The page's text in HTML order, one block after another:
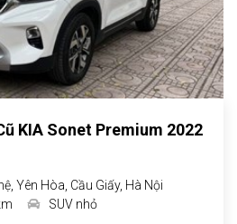
KIA Sonet Premium 2022
Yên Hòa, Cầu Giấy, Hà Nội
SUV nhỏ